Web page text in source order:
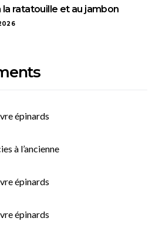
la ratatouille et au jambon
épinards
à l’ancienne
épinards
épinards